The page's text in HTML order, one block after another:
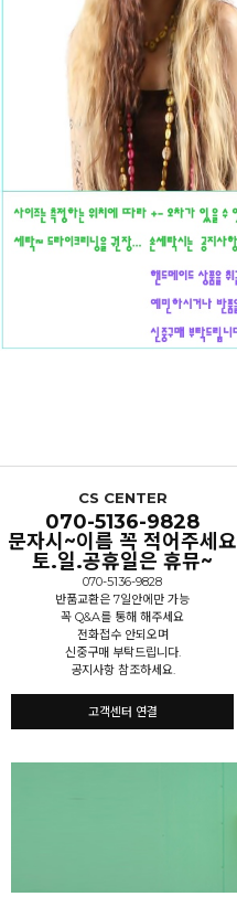
CS CENTER
070-5136-9828
문자시~이름 꼭 적어주세요
토.일.공휴일은 휴뮤~
070-5136-9828
반품교환은 7일안에만 가능
꼭 Q&A를 통해 해주세요
전화접수 안되오며
신중구매 부탁드립니다.
공지사항 참조하세요.
고객센터 연결